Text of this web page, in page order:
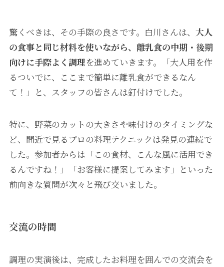
驚くべきは、その手際の良さです。白川さんは、 大人
の食事と同じ材料を使いながら、離乳食の中期・後期
向けに手際よく調理を進めていきます。「大人用を作
るついでに、ここまで簡単に離乳食ができるなん
て！」と、スタッフの皆さんは釘付けでした。
特に、野菜のカットの大きさや味付けのタイミングな
ど、間近で見るプロの料理テクニックは発見の連続で
した。参加者からは「この食材、こんな風に活用でき
るんですね！」「お客様に提案してみます」といった
前向きな質問が次々と飛び交いました。
交流の時間
調理の実演後は、完成したお料理を囲んでの交流会を